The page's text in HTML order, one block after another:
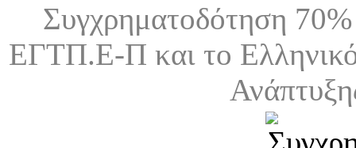
Συγχρηματοδότηση
ΕΓΤΠ.Ε-Π και το